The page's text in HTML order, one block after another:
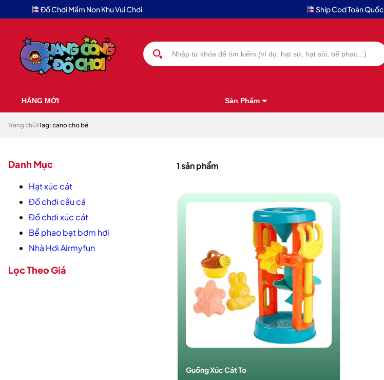
Đồ Chơi Mầm Non Khu Vui Chơi Ship Cod Toàn Quốc
HÀNG MỚI Sản Phẩm
Trang chủ Tag: cano cho bé
Danh Mục
Hạt xúc cát
Đồ chơi câu cá
Đồ chơi xúc cát
Bể phao bạt bơm hơi
Nhà Hơi Airmyfun
Lọc Theo Giá
1 sản phẩm
Guồng Xúc Cát To